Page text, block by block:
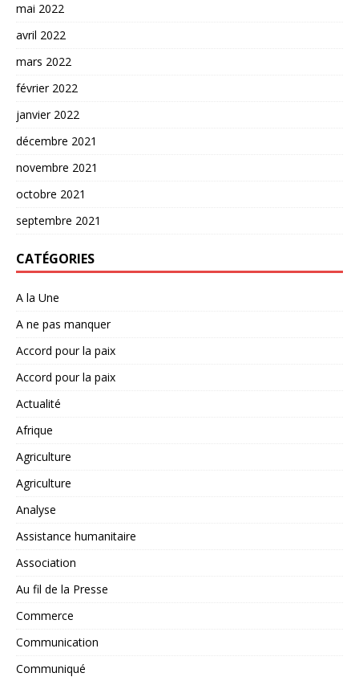
mai 2022
avril 2022
mars 2022
février 2022
janvier 2022
décembre 2021
novembre 2021
octobre 2021
septembre 2021
CATÉGORIES
A la Une
A ne pas manquer
Accord pour la paix
Accord pour la paix
Actualité
Afrique
Agriculture
Agriculture
Analyse
Assistance humanitaire
Association
Au fil de la Presse
Commerce
Communication
Communiqué